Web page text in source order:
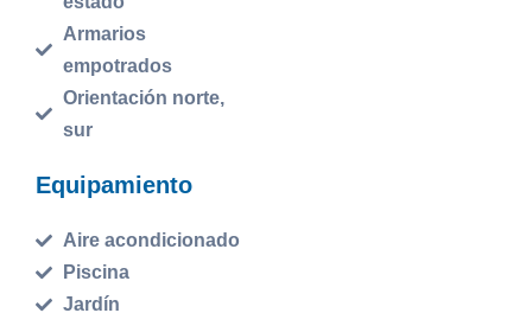
Armarios
empotrados
Orientación norte,
sur
Equipamiento
Aire acondicionado
Piscina
Jardín